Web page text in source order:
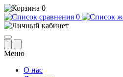
0
0
Меню
О нас